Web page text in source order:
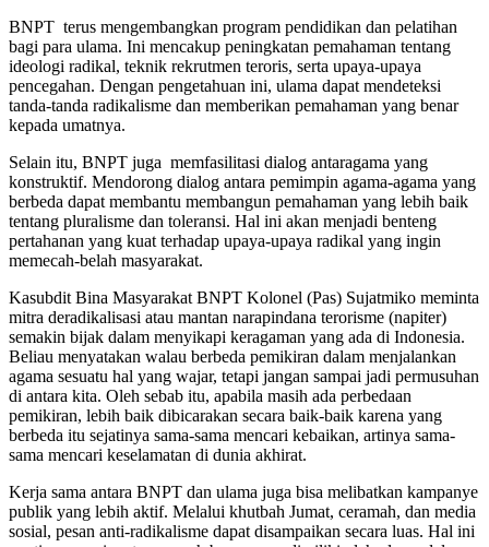
BNPT terus mengembangkan program pendidikan dan pelatihan
bagi para ulama. Ini mencakup peningkatan pemahaman tentang
ideologi radikal, teknik rekrutmen teroris, serta upaya-upaya
pencegahan. Dengan pengetahuan ini, ulama dapat mendeteksi
tanda-tanda radikalisme dan memberikan pemahaman yang benar
kepada umatnya.
Selain itu, BNPT juga memfasilitasi dialog antaragama yang
konstruktif. Mendorong dialog antara pemimpin agama-agama yang
berbeda dapat membantu membangun pemahaman yang lebih baik
tentang pluralisme dan toleransi. Hal ini akan menjadi benteng
pertahanan yang kuat terhadap upaya-upaya radikal yang ingin
memecah-belah masyarakat.
Kasubdit Bina Masyarakat BNPT Kolonel (Pas) Sujatmiko meminta
mitra deradikalisasi atau mantan narapindana terorisme (napiter)
semakin bijak dalam menyikapi keragaman yang ada di Indonesia.
Beliau menyatakan walau berbeda pemikiran dalam menjalankan
agama sesuatu hal yang wajar, tetapi jangan sampai jadi permusuhan
di antara kita. Oleh sebab itu, apabila masih ada perbedaan
pemikiran, lebih baik dibicarakan secara baik-baik karena yang
berbeda itu sejatinya sama-sama mencari kebaikan, artinya sama-
sama mencari keselamatan di dunia akhirat.
Kerja sama antara BNPT dan ulama juga bisa melibatkan kampanye
publik yang lebih aktif. Melalui khutbah Jumat, ceramah, dan media
sosial, pesan anti-radikalisme dapat disampaikan secara luas. Hal ini